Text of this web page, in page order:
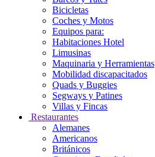
Bicicletas
Coches y Motos
Equipos para:
Habitaciones Hotel
Limusinas
Maquinaria y Herramientas
Mobilidad discapacitados
Quads y Buggies
Segways y Patines
Villas y Fincas
Restaurantes
Alemanes
Americanos
Británicos